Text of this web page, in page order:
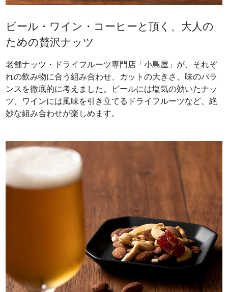
ビール・ワイン・コーヒーと頂く、大人の
ための贅沢ナッツ
老舗ナッツ・ドライフルーツ専門店「小島屋」が、それぞ
れの飲み物に合う組み合わせ、カットの大きさ、味のバラ
ンスを徹底的に考えました。ビールには塩気の効いたナッ
ツ、ワインには風味を引き立てるドライフルーツなど、絶
妙な組み合わせが楽しめます。